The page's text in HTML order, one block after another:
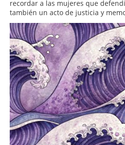
recordar a las mujeres que
también un acto de justicia y